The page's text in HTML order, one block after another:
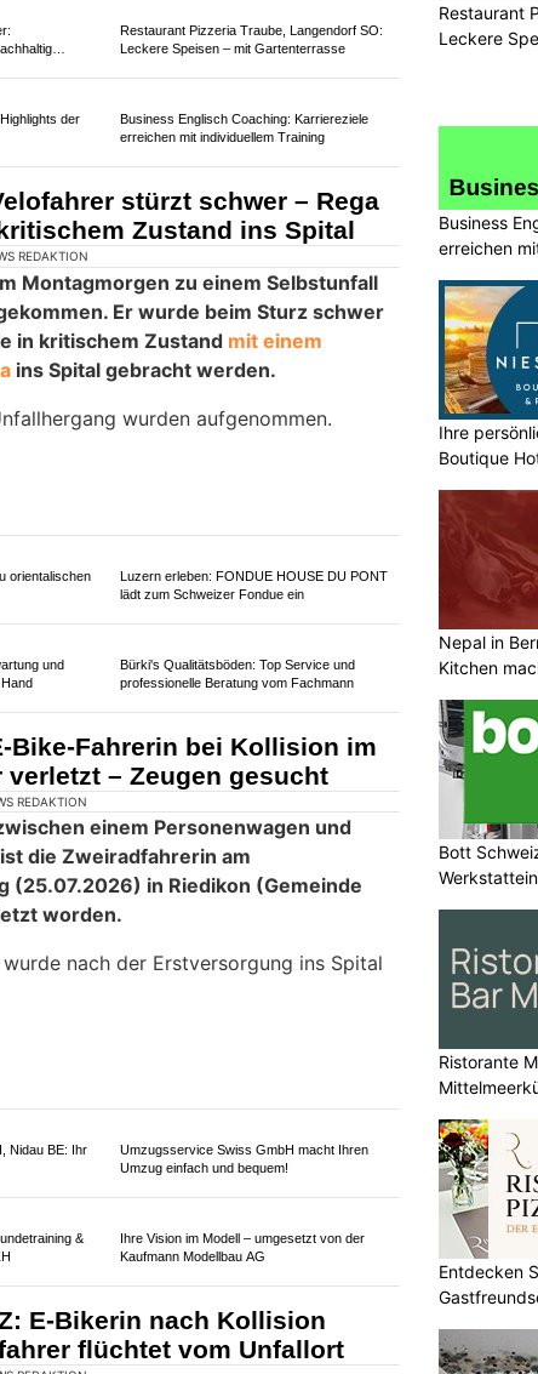
Hochwertige Orientteppiche bei Orientteppich
Täbriz GmbH
Velofahrer stirbt nach
Notfall vermutet
REDAKTION
es in Jaberg zu einem Selbstunfall
Zustand ins Spital gebracht, wo er
Ermittlungen zum Unfall wurden
Geschehen steht als Ursache
Leckere Speisen – mit Gartenterrasse
der
Business Englisch Coaching: Karriereziele
erreichen mit individuellem Training
Restaurant
Leckere
Business
erreichen
Ihre
Boutique
Nepal in
Kitchen
Bott
Ristorante
Entdecken